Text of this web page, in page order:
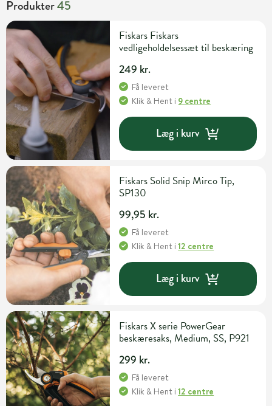
Produkter45
Fiskars Fiskars
vedligeholdelsessæt til beskæring
249 kr.
Få leveret
Klik & Hent i 9 centre
Læg i kurv
Fiskars Solid Snip Mirco Tip,
SP130
99,95 kr.
Få leveret
Klik & Hent i12 centre
Læg i kurv
Fiskars X serie PowerGear
beskæresaks, Medium, SS, P921
299 kr.
Få leveret
Klik & Hent i12 centre